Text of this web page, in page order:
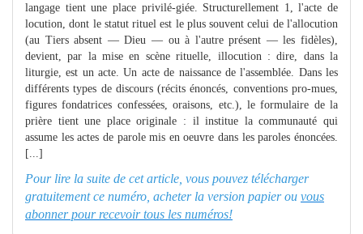
langage tient une place privilé-giée. Structurellement 1, l'acte de
locution, dont le statut rituel est le plus souvent celui de l'allocution
(au Tiers absent — Dieu — ou à l'autre présent — les fidèles),
devient, par la mise en scène rituelle, illocution : dire, dans la
liturgie, est un acte. Un acte de naissance de l'assemblée. Dans les
différents types de discours (récits énoncés, conventions pro-mues,
figures fondatrices confessées, oraisons, etc.), le formulaire de la
prière tient une place originale : il institue la communauté qui
assume les actes de parole mis en oeuvre dans les paroles énoncées.
[...]
Pour lire la suite de cet article, vous pouvez télécharger
gratuitement ce numéro, acheter la version papier ou vous
abonner pour recevoir tous les numéros!